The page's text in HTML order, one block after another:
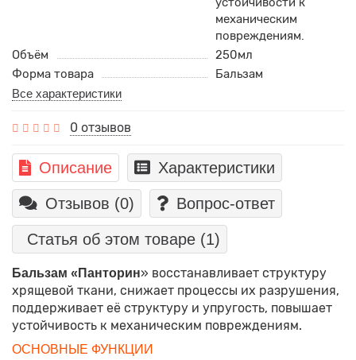
механическим
повреждениям.
Объём
250мл
Форма товара
Бальзам
Все характеристики
0 отзывов
Описание Характеристики
Отзывов (0) Вопрос-ответ
Статья об этом товаре (1)
Бальзам «Панторин» восстанавливает структуру
хрящевой ткани, снижает процессы их разрушения,
поддерживает её структуру и упругость, повышает
устойчивость к механическим повреждениям.
ОСНОВНЫЕ ФУНКЦИИ